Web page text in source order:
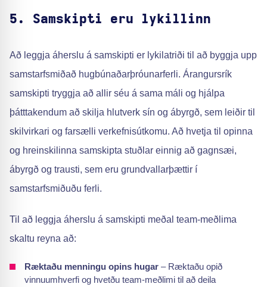
5. Samskipti eru lykillinn
Að leggja áherslu á samskipti er lykilatriði til að byggja upp
samstarfsmiðað hugbúnaðarþróunarferli. Árangursrík
samskipti tryggja að allir séu á sama máli og hjálpa
þátttakendum að skilja hlutverk sín og ábyrgð, sem leiðir til
skilvirkari og farsælli verkefnisútkomu. Að hvetja til opinna
og hreinskilinna samskipta stuðlar einnig að gagnsæi,
ábyrgð og trausti, sem eru grundvallarþættir í
samstarfsmiðuðu ferli.
Til að leggja áherslu á samskipti meðal team-meðlima
skaltu reyna að:
Ræktaðu menningu opins hugar – Ræktaðu opið
vinnuumhverfi og hvetðu team-meðlimi til að deila